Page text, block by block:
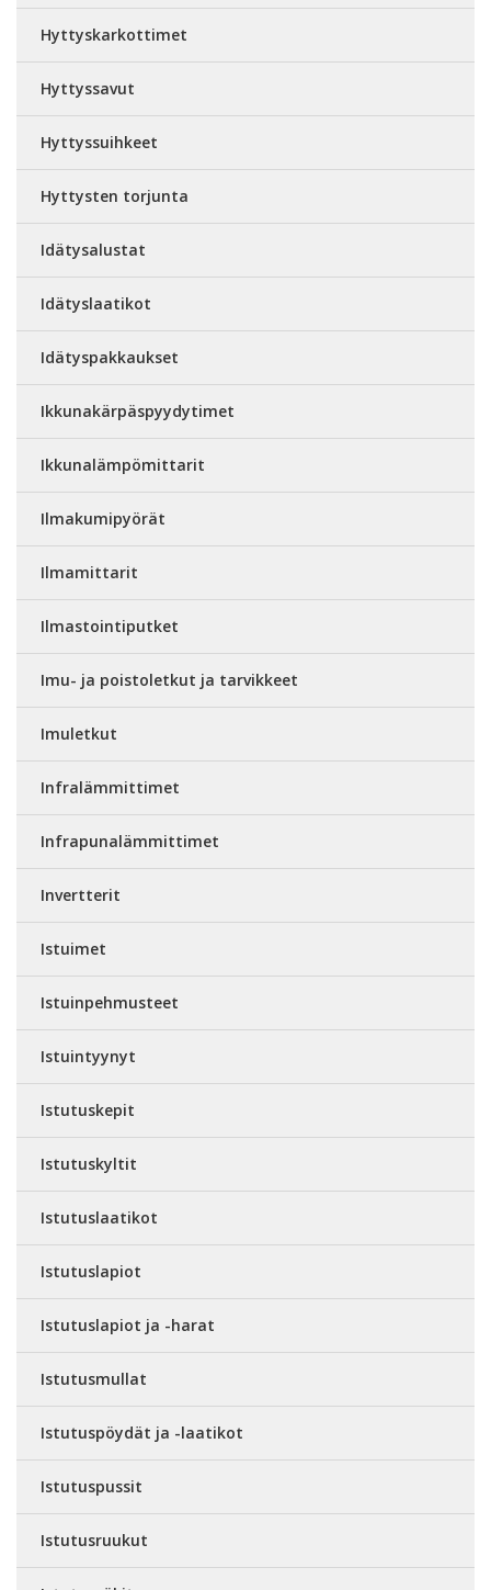
Hyttyskarkottimet
Hyttyssavut
Hyttyssuihkeet
Hyttysten torjunta
Idätysalustat
Idätyslaatikot
Idätyspakkaukset
Ikkunakärpäspyydytimet
Ikkunalämpömittarit
Ilmakumipyörät
Ilmamittarit
Ilmastointiputket
Imu- ja poistoletkut ja tarvikkeet
Imuletkut
Infralämmittimet
Infrapunalämmittimet
Invertterit
Istuimet
Istuinpehmusteet
Istuintyynyt
Istutuskepit
Istutuskyltit
Istutuslaatikot
Istutuslapiot
Istutuslapiot ja -harat
Istutusmullat
Istutuspöydät ja -laatikot
Istutuspussit
Istutusruukut